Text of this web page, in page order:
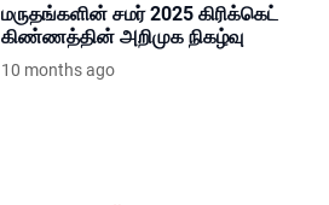
மருதங்களின் சமர் 2025 கிரிக்கெட்
கிண்ணத்தின் அறிமுக நிகழ்வு
10 months ago